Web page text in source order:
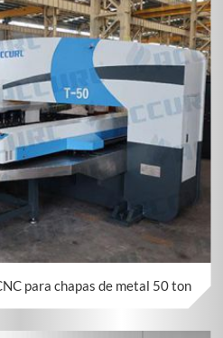
para chapas de metal 50 ton